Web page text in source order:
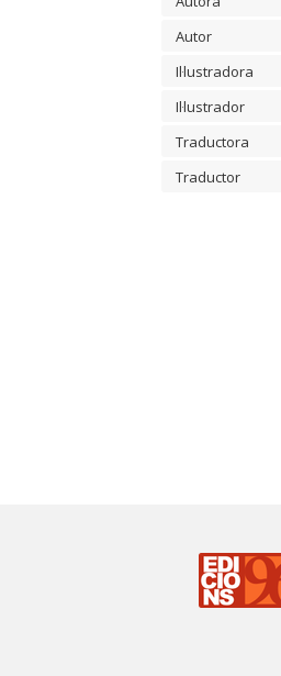
Autor
Il·lustradora
Il·lustrador
Traductora
Traductor